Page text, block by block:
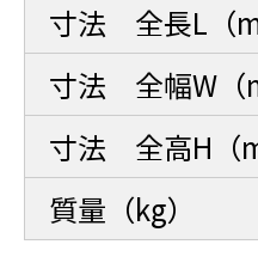
寸法 全長L（
寸法 全幅W（
寸法 全高H（
質量（kg）